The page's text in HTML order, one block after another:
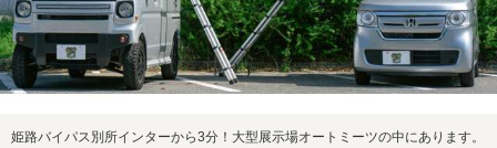
姫路バイパス別所インターから3分！大型展示場オートミーツの中にあります。